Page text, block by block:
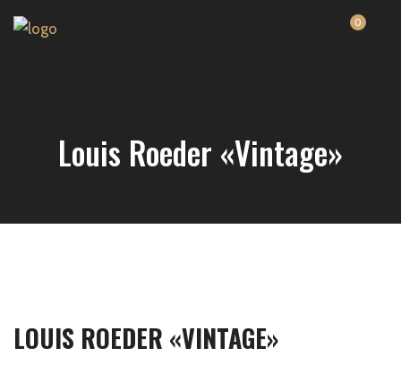
0
Louis Roeder «Vintage»
LOUIS ROEDER «VINTAGE»